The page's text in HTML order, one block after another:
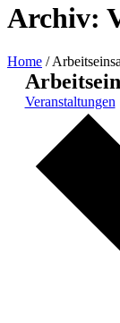
Archiv:
Home /
Veranstaltungen